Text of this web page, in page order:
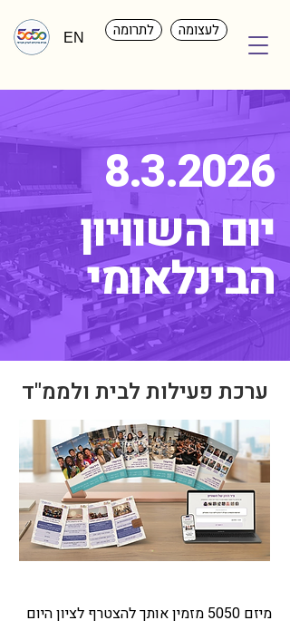
EN לתרומה לעצומה
8.3.2026
יום השוויון
הבינלאומי
ערכת פעילות לבית ולממ"ד
מיזם 5050 מזמין אותך להצטרף לציון היום